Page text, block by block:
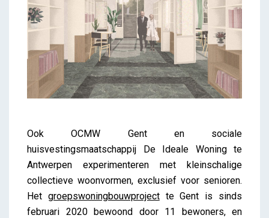
Ook OCMW Gent en sociale
huisvestingsmaatschappij De Ideale Woning te
Antwerpen experimenteren met kleinschalige
collectieve woonvormen, exclusief voor senioren.
Het groepswoningbouwprojectte Gent is sinds
februari 2020 bewoond door 11 bewoners, en